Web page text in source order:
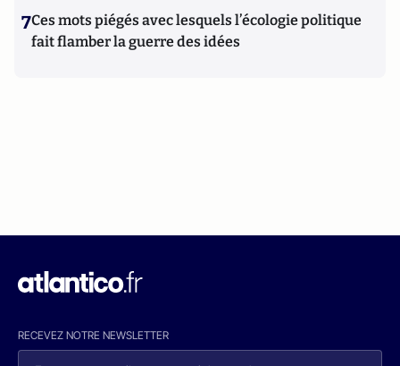
7Ces mots piégés avec lesquels l’écologie politique
fait flamber la guerre des idées
RECEVEZ NOTRE NEWSLETTER